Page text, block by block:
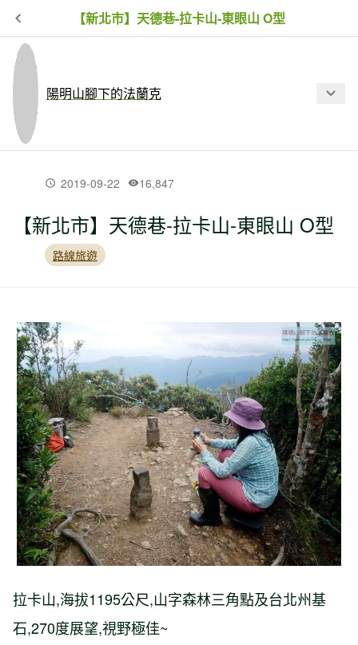
【新北市】天德巷-拉卡山-東眼山 O型
陽明山腳下的法蘭克
最新文章
【台北市】二子坪-小觀音西西峰-清風
峰-磺嘴池-荖寮湖古道
【台北市】溪內古道-竹篙山-瑪礁古道-
內雙溪古道-溪和宮
2019-09-22 16,847
【新北市】天德巷-拉卡山-東眼山 O型
路線旅遊
拉卡山,海拔1195公尺,山字森林三角點及台北州基
石,270度展望,視野極佳~